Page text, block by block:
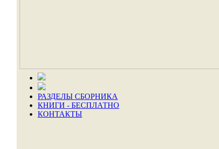
РАЗДЕЛЫ СБОРНИКА
КНИГИ - БЕСПЛАТНО
КОНТАКТЫ